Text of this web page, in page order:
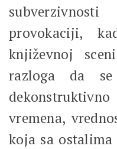
provokaciji,
književnoj
razloga da
vremena,
koja sa